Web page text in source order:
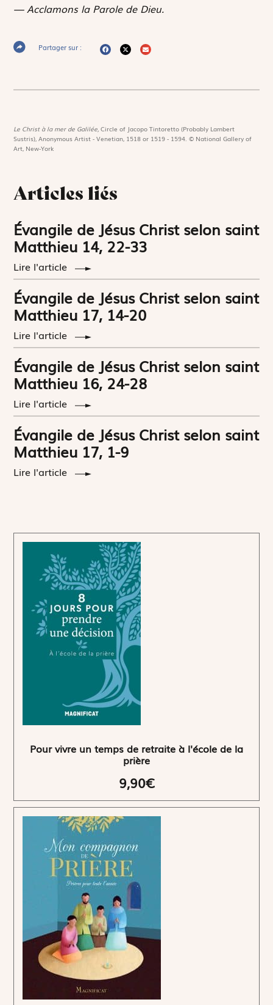
— Acclamons la Parole de Dieu.
Partager sur :
Le Christ à la mer de Galilée,Circle of Jacopo Tintoretto (Probably Lambert
Sustris), Anonymous Artist - Venetian, 1518 or 1519 - 1594. © National Gallery of
Art, New-York
Articles liés
Évangile de Jésus Christ selon saint
Matthieu 14, 22-33
Lire l'article
Évangile de Jésus Christ selon saint
Matthieu 17, 14-20
Lire l'article
Évangile de Jésus Christ selon saint
Matthieu 16, 24-28
Lire l'article
Évangile de Jésus Christ selon saint
Matthieu 17, 1-9
Lire l'article
Pour vivre un temps de retraite à l'école de la
prière
9,90€